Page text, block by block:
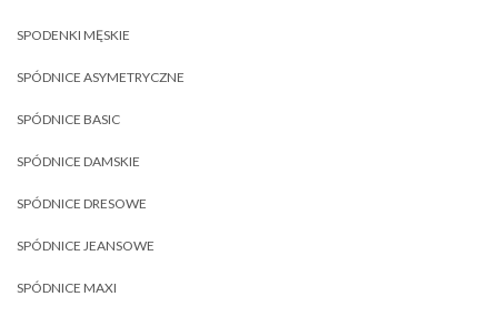
SPODENKI MĘSKIE
SPÓDNICE ASYMETRYCZNE
SPÓDNICE BASIC
SPÓDNICE DAMSKIE
SPÓDNICE DRESOWE
SPÓDNICE JEANSOWE
SPÓDNICE MAXI